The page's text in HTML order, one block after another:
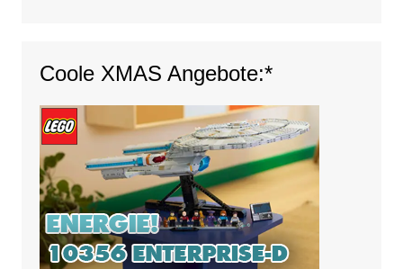
Coole XMAS Angebote:*